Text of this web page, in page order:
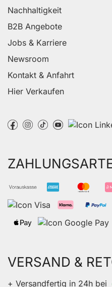
Nachhaltigkeit
B2B Angebote
Jobs & Karriere
Newsroom
Kontakt & Anfahrt
Hier Verkaufen
VERSAND &
+ Versandfertig in 24h bei